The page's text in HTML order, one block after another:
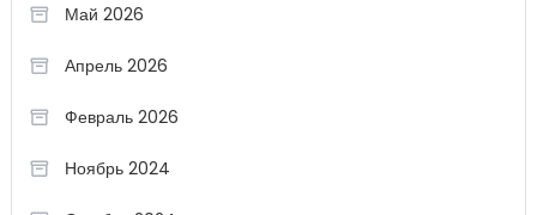
Май 2026
Апрель 2026
Февраль 2026
Ноябрь 2024